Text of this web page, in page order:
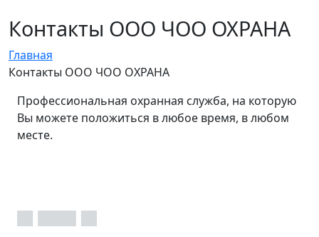
Контакты ООО ЧОО ОХРАНА
Главная
Контакты ООО ЧОО ОХРАНА
Профессиональная охранная служба, на которую
Вы можете положиться в любое время, в любом
месте.